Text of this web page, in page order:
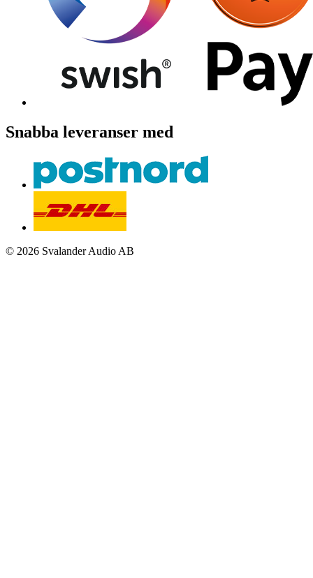
Snabba leveranser med
© 2026 Svalander Audio AB